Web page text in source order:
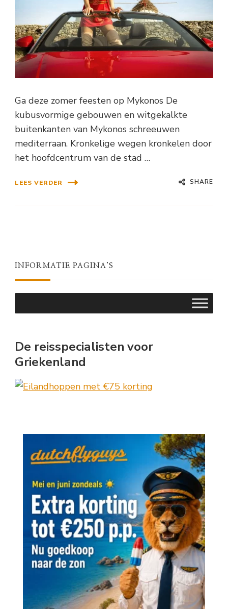
Ga deze zomer feesten op Mykonos De
kubusvormige gebouwen en witgekalkte
buitenkanten van Mykonos schreeuwen
mediterraan. Kronkelige wegen kronkelen door
het hoofdcentrum van de stad …
LEES VERDER SHARE
INFORMATIE PAGINA’S
De reisspecialisten voor
Griekenland